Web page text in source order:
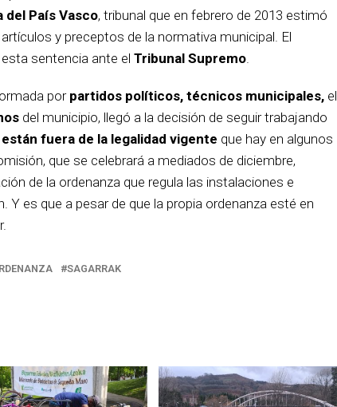
País Vasco, tribunal que en febrero de 2013 estimó
y preceptos de la normativa municipal. El
sentencia ante el Tribunal Supremo
por partidos políticos, técnicos municipales, el
del municipio, llegó a la decisión de seguir trabajando
fuera de la legalidad vigente que hay en algunos
que se celebrará a mediados de diciembre,
de la ordenanza que regula las instalaciones e
es que a pesar de que la propia ordenanza esté en
SAGARRAK